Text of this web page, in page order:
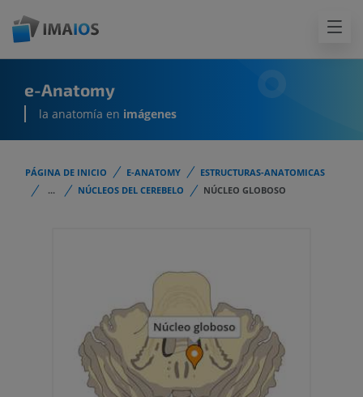
e-Anatomy
la anatomía en imágenes
PÁGINA DE INICIO E-ANATOMY
ESTRUCTURAS-ANATOMICAS
...
NÚCLEOS DEL CEREBELO NÚCLEO GLOBOSO